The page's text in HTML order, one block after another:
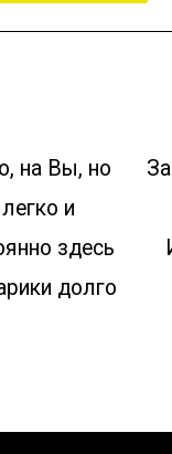
на Вы, но
и
здесь
долго